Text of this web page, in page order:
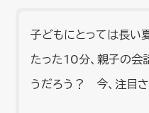
子どもにとっては長い
たった10分、親子の会
うだろう？ 今、注目さ